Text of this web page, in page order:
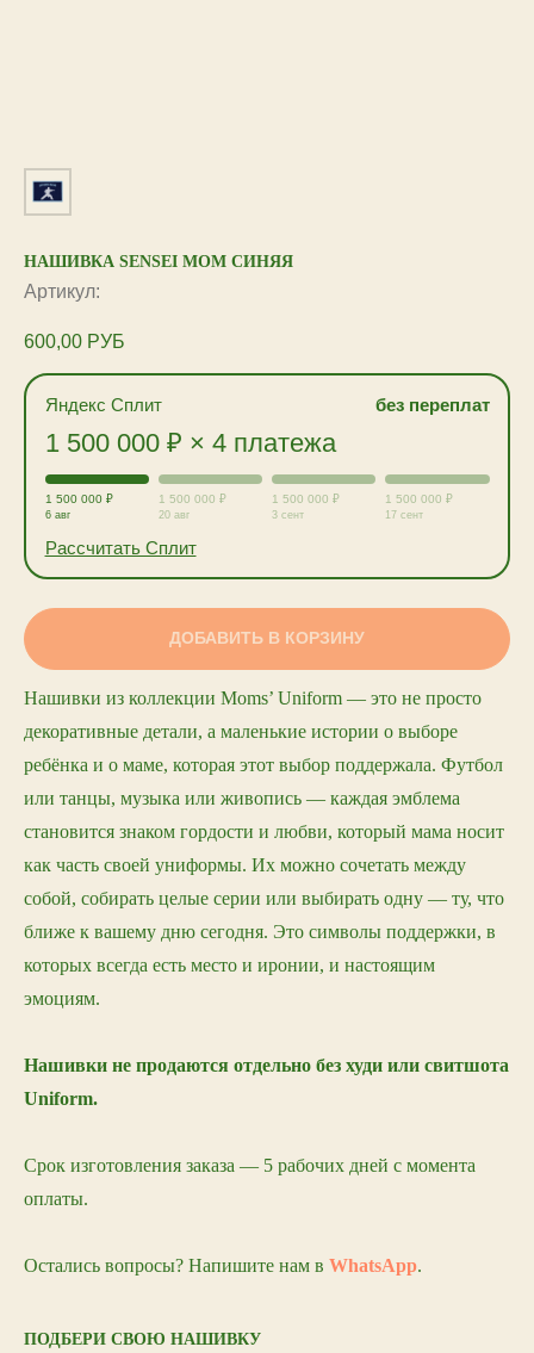
НАШИВКА SENSEI MOM СИНЯЯ
Артикул:
600,00 РУБ
Яндекс Сплит без переплат
1 500 000 ₽ × 4 платежа
1 500 000 ₽
6 авг
1 500 000 ₽
20 авг
1 500 000 ₽
3 сент
1 500 000 ₽
17 сент
Рассчитать Сплит
ДОБАВИТЬ В КОРЗИНУ
Нашивки из коллекции Moms’ Uniform — это не просто
декоративные детали, а маленькие истории о выборе
ребёнка и о маме, которая этот выбор поддержала. Футбол
или танцы, музыка или живопись — каждая эмблема
становится знаком гордости и любви, который мама носит
как часть своей униформы. Их можно сочетать между
собой, собирать целые серии или выбирать одну — ту, что
ближе к вашему дню сегодня. Это символы поддержки, в
которых всегда есть место и иронии, и настоящим
эмоциям.
Нашивки не продаются отдельно без худи или свитшота
Uniform.
Срок изготовления заказа — 5 рабочих дней с момента
оплаты.
Остались вопросы? Напишите нам в WhatsApp.
ПОДБЕРИ СВОЮ НАШИВКУ